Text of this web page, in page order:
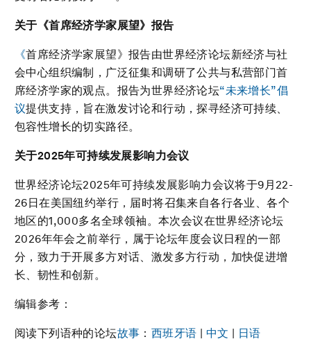
关于《首席经济学家展望》报告
《首席经济学家展望》报告由世界经济论坛新经济与社
会中心组织编制，广泛征集和调研了公共与私营部门首
席经济学家的观点。报告为世界经济论坛“未来增长”倡
议提供支持，旨在激发讨论和行动，探寻经济可持续、
包容性增长的切实路径。
关于2025年可持续发展影响力会议
世界经济论坛2025年可持续发展影响力会议将于9月22-
26日在美国纽约举行，届时将召集来自各行各业、各个
地区的1,000多名全球领袖。本次会议在世界经济论坛
2026年年会之前举行，属于论坛年度会议日程的一部
分，致力于开展多方对话、激发多方行动，加快促进增
长、韧性和创新。
编辑参考：
阅读下列语种的论坛故事 ： 西班牙语 | 中文 | 日语